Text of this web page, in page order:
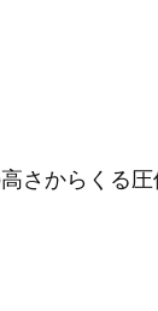
さからくる